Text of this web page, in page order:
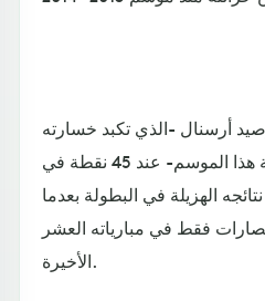
أرسنال -الذي تكبد خسارته
التاسعة في المسابقة هذا الموسم- عند 45 نقطة في
الهزيلة في البطولة بعدما
فقط في مبارياته العشر
الأخيرة.